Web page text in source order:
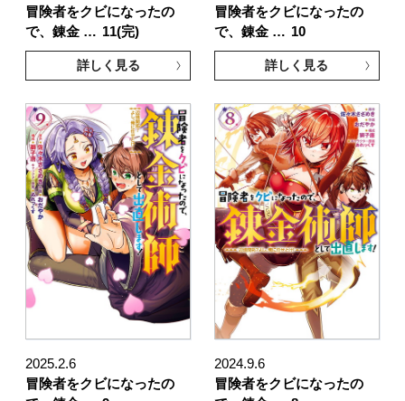
冒険者をクビになったの
で、錬金 … 11(完)
詳しく見る
冒険者をクビになったの
で、錬金 … 10
詳しく見る
2025.2.6
冒険者をクビになったの
2024.9.6
冒険者をクビになったの